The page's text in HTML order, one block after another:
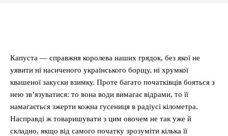
Капуста — справжня королева наших грядок, без якої не
уявити ні насиченого українського борщу, ні хрумкої
квашеної закуски взимку. Проте багато початківців бояться з
нею зв’язуватися: то вона води вимагає відрами, то її
намагається зжерти кожна гусениця в радіусі кілометра.
Насправді ж товаришувати з цим овочем не так уже й
складно, якщо від самого початку зрозуміти кілька її